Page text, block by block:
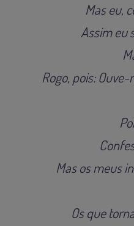
Mas eu,
Assim eu
Rogo, pois:
Mas os meus
Os que